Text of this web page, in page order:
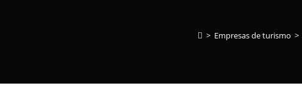
> Empresas de turismo >